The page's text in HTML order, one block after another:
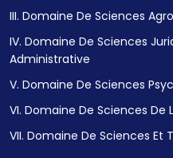
III. Domaine De Sciences
IV. Domaine De Sciences
Administrative
V. Domaine De Sciences
VI. Domaine De Sciences De
VII. Domaine De Sciences Et